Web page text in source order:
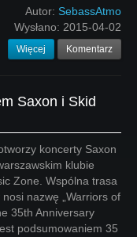
Autor: SebassAtmo
Wysłano: 2015-04-02
Więcej Komentarz
Saxon i Skid
koncerty Saxon
klubie
Zone. Wspólna trasa
nosi nazwę „Warriors of
35th Anniversary
podsumowaniem 35